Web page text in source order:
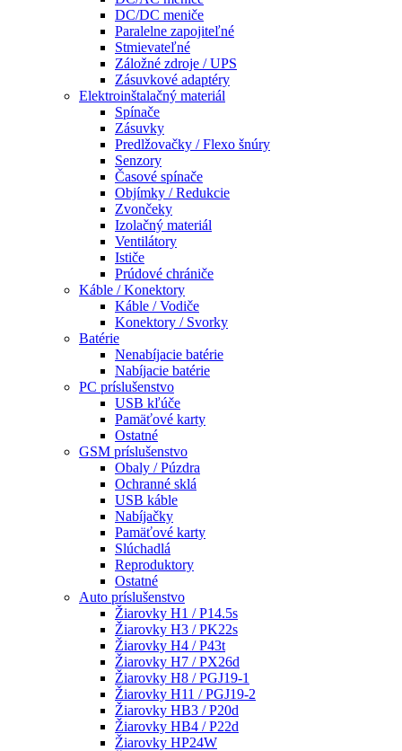
DC/DC meniče
Paralelne zapojiteľné
Stmievateľné
Záložné zdroje / UPS
Zásuvkové adaptéry
Elektroinštalačný materiál
Spínače
Zásuvky
Predlžovačky / Flexo šnúry
Senzory
Časové spínače
Objímky / Redukcie
Zvončeky
Izolačný materiál
Ventilátory
Ističe
Prúdové chrániče
Káble / Konektory
Káble / Vodiče
Konektory / Svorky
Batérie
Nenabíjacie batérie
Nabíjacie batérie
PC príslušenstvo
USB kľúče
Pamäťové karty
Ostatné
GSM príslušenstvo
Obaly / Púzdra
Ochranné sklá
USB káble
Nabíjačky
Pamäťové karty
Slúchadlá
Reproduktory
Ostatné
Auto príslušenstvo
Žiarovky H1 / P14.5s
Žiarovky H3 / PK22s
Žiarovky H4 / P43t
Žiarovky H7 / PX26d
Žiarovky H8 / PGJ19-1
Žiarovky H11 / PGJ19-2
Žiarovky HB3 / P20d
Žiarovky HB4 / P22d
Žiarovky HP24W